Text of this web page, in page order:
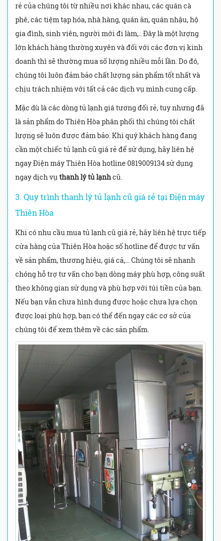
rẻ của chúng tôi từ nhiều nơi khác nhau, các quán cà
phê, các tiệm tạp hóa, nhà hàng, quán ăn, quán nhậu, hộ
gia đình, sinh viên, người mới đi làm,.. Đây là một lượng
lớn khách hàng thường xuyên và đối với các đơn vị kinh
doanh thì sẽ thường mua số lượng nhiều mỗi lần. Do đó,
chúng tôi luôn đảm bảo chất lượng sản phẩm tốt nhất và
chịu trách nhiệm với tất cả các dịch vụ mình cung cấp.
Mặc dù là các dòng tủ lạnh giá tương đối rẻ, tuy nhưng đã
là sản phẩm do Thiên Hòa phân phối thì chúng tôi chất
lượng sẽ luôn được đảm bảo. Khi quý khách hàng đang
cần một chiếc tủ lạnh cũ giá rẻ để sử dụng, hãy liên hệ
ngay Điện máy Thiên Hòa hotline 0819009134 sử dụng
ngay dịch vụ thanh lý tủ lạnhcũ.
3. Quy trình thanh lý tủ lạnh cũ giá rẻ tại Điện máy
Thiên Hòa
Khi có nhu cầu mua tủ lạnh cũ giá rẻ, hãy liên hệ trực tiếp
cửa hàng của Thiên Hòa hoặc số hotline để được tư vấn
về sản phẩm, thương hiệu, giá cả,... Chúng tôi sẽ nhanh
chóng hỗ trợ tư vấn cho bạn dòng máy phù hợp, công suất
theo không gian sử dụng và phù hợp với túi tiền của bạn.
Nếu bạn vẫn chưa hình dung được hoặc chưa lựa chọn
được loại phù hợp, bạn có thể đến ngay các cơ sở của
chúng tôi để xem thêm về các sản phẩm.